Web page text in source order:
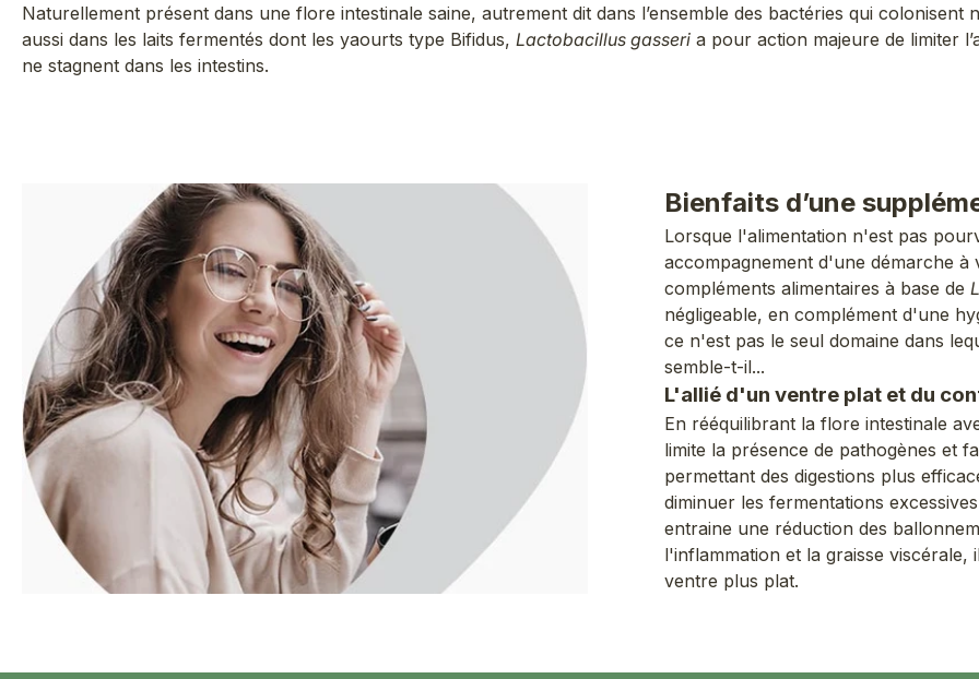
Naturellement présent dans une flore intestinale saine, autrement dit dans l’ensemble des bactéries qui colonisent
aussi dans les laits fermentés dont les yaourts type Bifidus, Lactobacillus gasseri a pour action majeure de limiter
ne stagnent dans les intestins.
Bienfaits d’une
Lorsque l'alimentation n'est pas
accompagnement d'une démarche à
compléments alimentaires à base de
négligeable, en complément d'une
ce n'est pas le seul domaine dans
semble-t-il...
L'allié d'un ventre plat et du
En rééquilibrant la flore intestinale
limite la présence de pathogènes et
permettant des digestions plus
diminuer les fermentations
entraine une réduction des
l'inflammation et la graisse
ventre plus plat.